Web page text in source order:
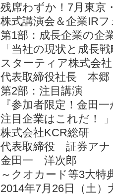
残席わずか！7月東京
株式講演会＆企業IR
第1部：成長企業の企
「当社の現状と成長
スターティア株式会
代表取締役社長 本
第2部：注目講演
『参加者限定！金田
注目企業はこれだ！
株式会社KCR総研
代表取締役 証券アナ
金田一 洋次郎
～クオカード等3大特
2014年7月26日（土